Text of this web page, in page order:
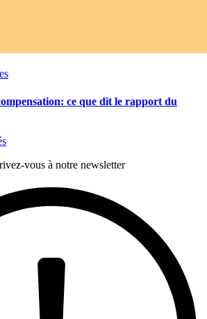
ce que dit le rapport du
vous à notre newsletter